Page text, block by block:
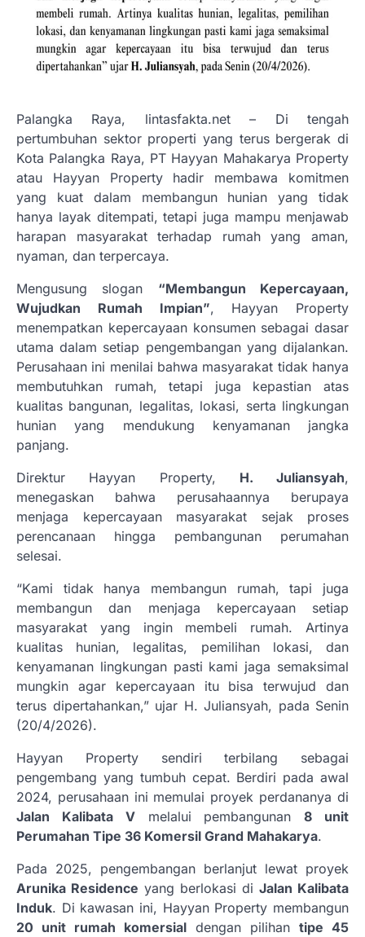
Palangka Raya, lintasfakta.net – Di tengah
pertumbuhan sektor properti yang terus bergerak di
Kota Palangka Raya, PT Hayyan Mahakarya Property
atau Hayyan Property hadir membawa komitmen
yang kuat dalam membangun hunian yang tidak
hanya layak ditempati, tetapi juga mampu menjawab
harapan masyarakat terhadap rumah yang aman,
nyaman, dan terpercaya.
Mengusung slogan “Membangun Kepercayaan,
Wujudkan Rumah Impian”, Hayyan Property
menempatkan kepercayaan konsumen sebagai dasar
utama dalam setiap pengembangan yang dijalankan.
Perusahaan ini menilai bahwa masyarakat tidak hanya
membutuhkan rumah, tetapi juga kepastian atas
kualitas bangunan, legalitas, lokasi, serta lingkungan
hunian yang mendukung kenyamanan jangka
panjang.
Direktur Hayyan Property, H. Juliansyah,
menegaskan bahwa perusahaannya berupaya
menjaga kepercayaan masyarakat sejak proses
perencanaan hingga pembangunan perumahan
selesai.
“Kami tidak hanya membangun rumah, tapi juga
membangun dan menjaga kepercayaan setiap
masyarakat yang ingin membeli rumah. Artinya
kualitas hunian, legalitas, pemilihan lokasi, dan
kenyamanan lingkungan pasti kami jaga semaksimal
mungkin agar kepercayaan itu bisa terwujud dan
terus dipertahankan,” ujar H. Juliansyah, pada Senin
(20/4/2026).
Hayyan Property sendiri terbilang sebagai
pengembang yang tumbuh cepat. Berdiri pada awal
2024, perusahaan ini memulai proyek perdananya di
Jalan Kalibata Vmelalui pembangunan8 unit
Perumahan Tipe 36 Komersil Grand Mahakarya.
Pada 2025, pengembangan berlanjut lewat proyek
Arunika Residence yang berlokasi di Jalan Kalibata
Induk. Di kawasan ini, Hayyan Property membangun
20 unit rumah komersial dengan pilihan tipe 45